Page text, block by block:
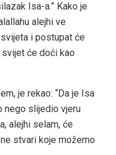
Isa-a.” Kako je
alejhi ve
i postupat će
svijet će doći kao
je rekao: “Da je Isa
nego slijedio vjeru
alejhi selam, će
stvari koje možemo